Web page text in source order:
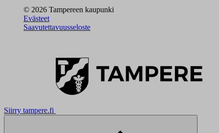
© 2026 Tampereen kaupunki
Evästeet
Saavutettavuusseloste
Siirry tampere.fi